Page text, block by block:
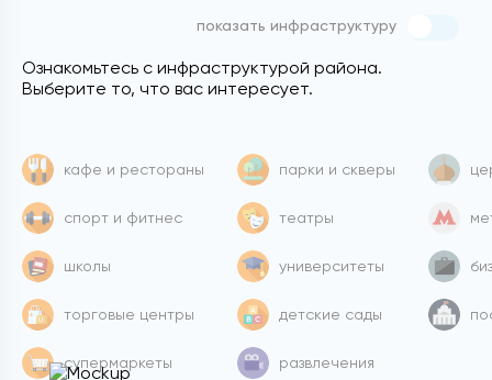
Ознакомьтесь с инфраструктурой района.
Выберите то, что вас интересует.
кафе и рестораны
спорт и фитнес
школы
торговые центры
супермаркеты
парки и скверы
театры
университеты
детские сады
развлечения
показать инфраструктуру